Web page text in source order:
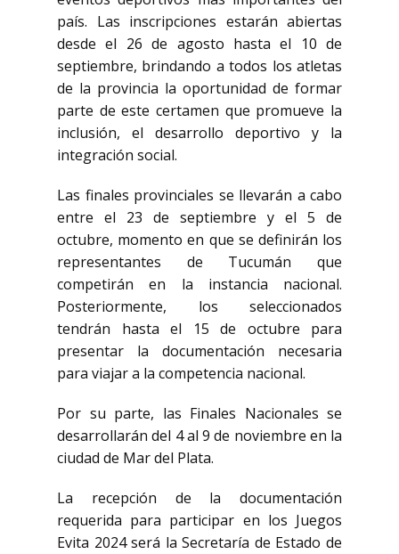
país. Las inscripciones estarán abiertas
desde el 26 de agosto hasta el 10 de
septiembre, brindando a todos los atletas
de la provincia la oportunidad de formar
parte de este certamen que promueve la
inclusión, el desarrollo deportivo y la
integración social.
Las finales provinciales se llevarán a cabo
entre el 23 de septiembre y el 5 de
octubre, momento en que se definirán los
representantes de Tucumán que
competirán en la instancia nacional.
Posteriormente, los seleccionados
tendrán hasta el 15 de octubre para
presentar la documentación necesaria
para viajar a la competencia nacional.
Por su parte, las Finales Nacionales se
desarrollarán del 4 al 9 de noviembre en la
ciudad de Mar del Plata.
La recepción de la documentación
requerida para participar en los Juegos
Evita 2024 será la Secretaría de Estado de